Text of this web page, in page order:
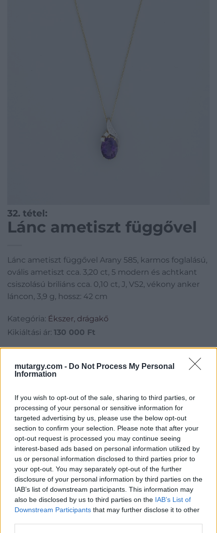
mutargy.com - Do Not Process My Personal
Information
If you wish to opt-out of the sale, sharing to third parties, or
processing of your personal or sensitive information for
targeted advertising by us, please use the below opt-out
section to confirm your selection. Please note that after your
opt-out request is processed you may continue seeing
interest-based ads based on personal information utilized by
us or personal information disclosed to third parties prior to
your opt-out. You may separately opt-out of the further
disclosure of your personal information by third parties on the
IAB’s list of downstream participants. This information may
also be disclosed by us to third parties on the IAB’s List of
Downstream Participants that may further disclose it to other
32. tétel:
Lánc ametiszt függővel
Lánc ametiszt függővel Arany 585, karmos foglalású,
ovális ametiszt cca. 3,20 ct, 5 modern és achtkant
csiszolású briliáns cca. 0,10 ct, J, VS2, vékony anker
láncon, 3,9 g, hossz: 42 cm
Kategória: Ékszer, drágakő
Kikiáltási ár: 130 000 Ft
Aukció neve:5. Online Aukció
Aukció ideje: 19:00
Aukció helye: BÁV online aukció
Tételszám: 32
Eladó adatai
Eladó:BÁV ART Aukciósház és
Galéria
Cím: BÁV ZRt.